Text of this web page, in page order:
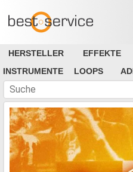
HERSTELLER EFFEKTE
INSTRUMENTE
LOOPS